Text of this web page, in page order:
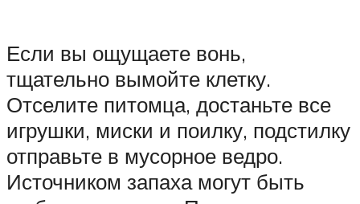
Если вы ощущаете вонь,
тщательно вымойте клетку.
Отселите питомца, достаньте все
игрушки, миски и поилку, подстилку
отправьте в мусорное ведро.
Источником запаха могут быть